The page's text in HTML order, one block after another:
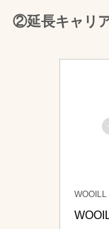
②延長キャリア
WOOILL